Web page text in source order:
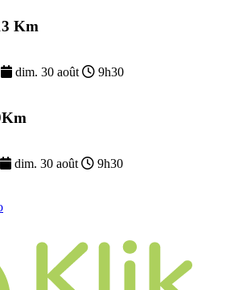
Km
dim. 30 août 9h30
dim. 30 août
9h30